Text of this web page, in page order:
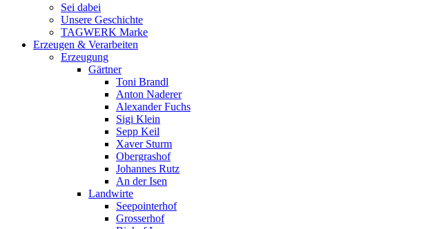
Sei dabei
Unsere Geschichte
TAGWERK Marke
Erzeugen & Verarbeiten
Erzeugung
Gärtner
Toni Brandl
Anton Naderer
Alexander Fuchs
Sigi Klein
Sepp Keil
Xaver Sturm
Obergrashof
Johannes Rutz
An der Isen
Landwirte
Seepointerhof
Grosserhof